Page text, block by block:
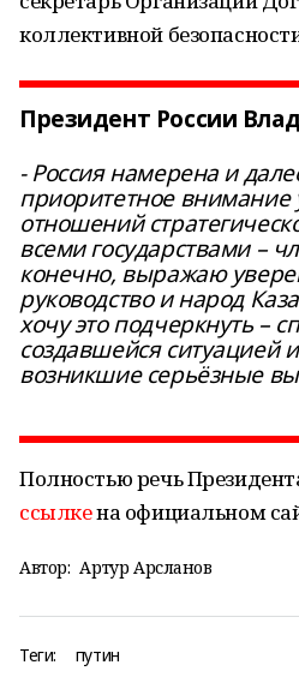
коллективной
Президент России
- Россия намерена и
приоритетное
отношений
всеми государствами –
конечно, выражаю
руководство и народ
хочу это подчеркнуть –
создавшейся ситуацией
возникшие серьёзные
Полностью речь
ссылкена официальном
Автор: Артур Арсланов
Теги: путин